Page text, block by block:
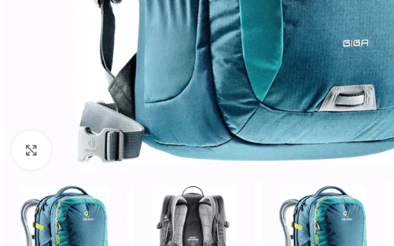
Клацніть, щоб збільшити